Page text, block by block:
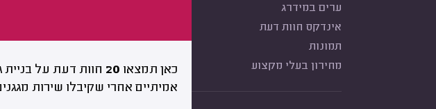
ערים במידרג
אינדקס חוות דעת
תמונות
מחירון בעלי מקצוע
כאן תמצאו 20 חוות דעת על
אמיתיים אחרי שקיבלו שירות